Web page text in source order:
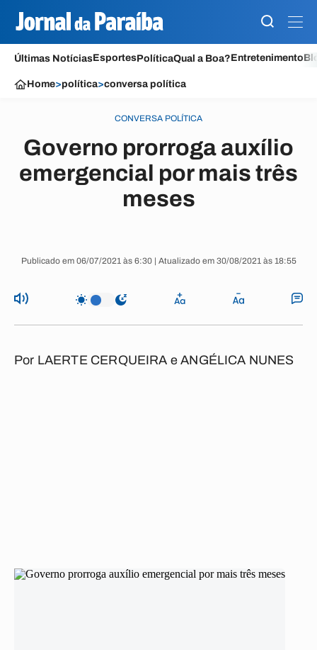
Últimas NotíciasEsportesPolíticaQual a Boa?Entretenimento
Home>política>conversa política
CONVERSA POLÍTICA
Governo prorroga auxílio
emergencial por mais três
meses
Publicado em 06/07/2021 às 6:30 | Atualizado em 30/08/2021 às 18:55
Por LAERTE CERQUEIRA e ANGÉLICA NUNES